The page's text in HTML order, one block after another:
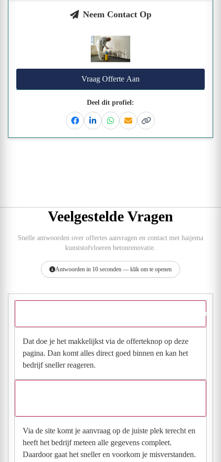
Neem Contact Op
Vraag Offerte Aan
Deel dit profiel:
FacebookLinkedinWhatsapp
EmailKopieer link
Veelgestelde Vragen
Snelle antwoorden over offertes aanvragen en contact met haijema
kunststofvloeren betonrenovatie.
Antwoorden in 10 seconden — klik om te openen
Hoe vraag ik een offerte aan bij haijema kunststofvloeren
Dat doe je het makkelijkst via de offerteknop op deze
pagina. Dan komt alles direct goed binnen en kan het
bedrijf sneller reageren.
Via de site komt je aanvraag op de juiste plek terecht en
heeft het bedrijf meteen alle gegevens compleet.
Daardoor gaat het sneller en voorkom je misverstanden.